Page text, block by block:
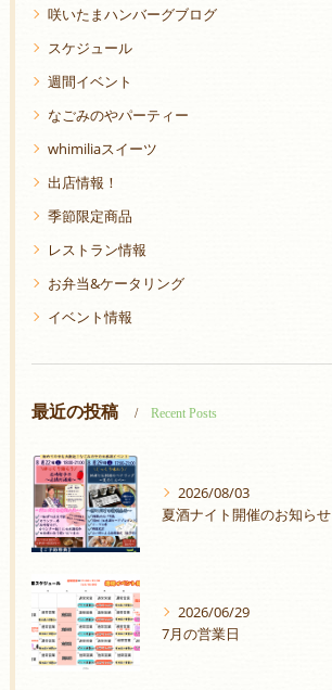
咲いたまハンバーグブログ
スケジュール
週間イベント
なごみのやパーティー
whimiliaスイーツ
出店情報！
季節限定商品
レストラン情報
お弁当&ケータリング
イベント情報
最近の投稿 Recent Posts
2026/08/03
夏酒ナイト開催のお知らせ
2026/06/29
7月の営業日